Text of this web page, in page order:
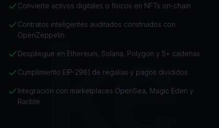
Convierte activos digitales o físicos en NFTs on-chain
Contratos inteligentes auditados construidos con
OpenZeppelin
Despliegue en Ethereum, Solana, Polygon y 5+ cadenas
Cumplimiento EIP-2981 de regalías y pagos divididos
Integración con marketplaces OpenSea, Magic Eden y
Rarible ke